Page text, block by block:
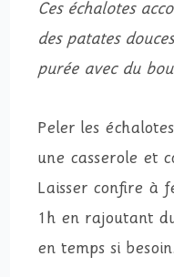
Ces échalotes
des patates
purée avec du
Peler les
une casserole et
Laisser confire à
1h en rajoutant
en temps si besoin.